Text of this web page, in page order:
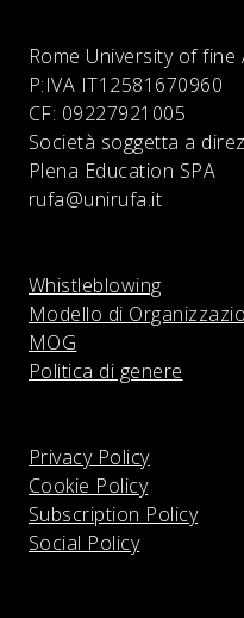
Rome University of fine
P:IVA IT12581670960
CF: 09227921005
Società soggetta a
Plena Education SPA
rufa@unirufa.it
Whistleblowing
Modello di
MOG
Politica di genere
Privacy Policy
Cookie Policy
Subscription Policy
Social Policy